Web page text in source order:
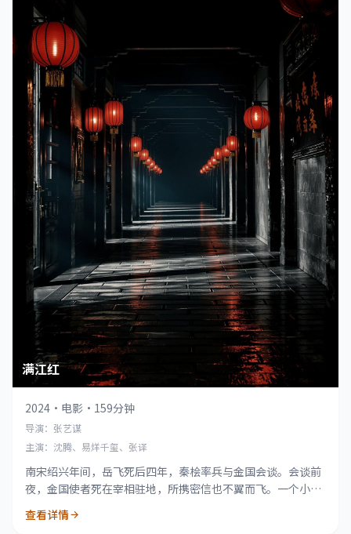
满江红
2024 · 电影 · 159分钟
导演：张艺谋
主演：沈腾、易烊千玺、张译
南宋绍兴年间，岳飞死后四年，秦桧率兵与金国会谈。会谈前
夜，金国使者死在宰相驻地，所携密信也不翼而飞。一个小兵
查看详情